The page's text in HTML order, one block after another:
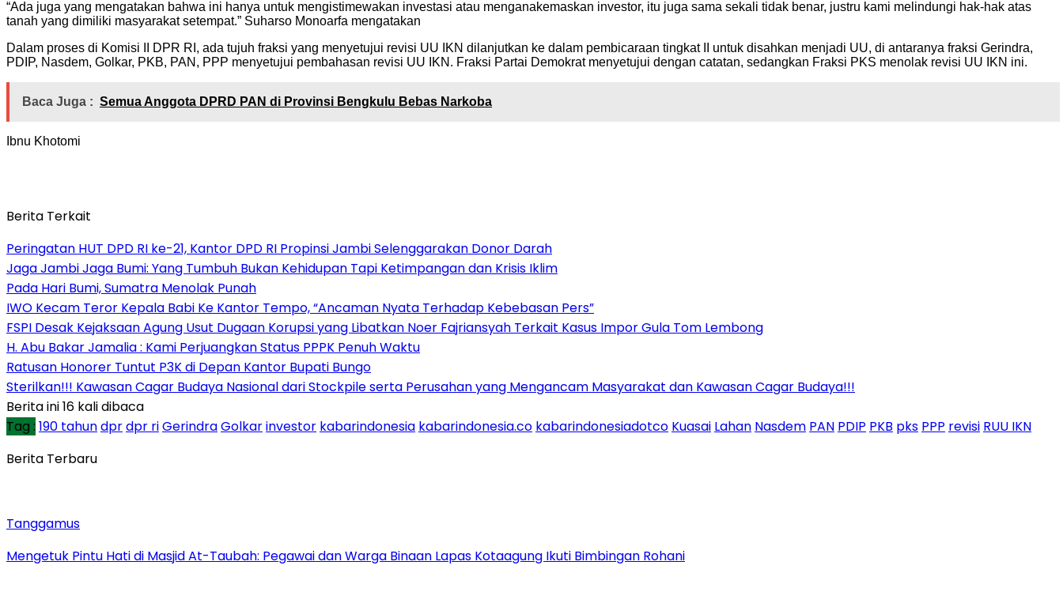
“Ada juga yang mengatakan bahwa ini hanya untuk mengistimewakan investasi atau menganakemaskan investor, itu juga sama sekali tidak benar, justru kami melindungi hak-hak atas
tanah yang dimiliki masyarakat setempat.” Suharso Monoarfa mengatakan
Dalam proses di Komisi II DPR RI, ada tujuh fraksi yang menyetujui revisi UU IKN dilanjutkan ke dalam pembicaraan tingkat II untuk disahkan menjadi UU, di antaranya fraksi Gerindra,
PDIP, Nasdem, Golkar, PKB, PAN, PPP menyetujui pembahasan revisi UU IKN. Fraksi Partai Demokrat menyetujui dengan catatan, sedangkan Fraksi PKS menolak revisi UU IKN ini.
Baca Juga : Semua Anggota DPRD PAN di Provinsi Bengkulu Bebas Narkoba
Ibnu Khotomi
Berita Terkait
Peringatan HUT DPD RI ke-21, Kantor DPD RI Propinsi Jambi Selenggarakan Donor Darah
Jaga Jambi Jaga Bumi: Yang Tumbuh Bukan Kehidupan Tapi Ketimpangan dan Krisis Iklim
Pada Hari Bumi, Sumatra Menolak Punah
IWO Kecam Teror Kepala Babi Ke Kantor Tempo, “Ancaman Nyata Terhadap Kebebasan Pers”
FSPI Desak Kejaksaan Agung Usut Dugaan Korupsi yang Libatkan Noer Fajriansyah Terkait Kasus Impor Gula Tom Lembong
H. Abu Bakar Jamalia : Kami Perjuangkan Status PPPK Penuh Waktu
Ratusan Honorer Tuntut P3K di Depan Kantor Bupati Bungo
Sterilkan!!! Kawasan Cagar Budaya Nasional dari Stockpile serta Perusahan yang Mengancam Masyarakat dan Kawasan Cagar Budaya!!!
Berita ini 16 kali dibaca
Tag : 190 tahundprdpr riGerindraGolkarinvestor kabarindonesia kabarindonesia.co kabarindonesiadotco Kuasai Lahan Nasdem PAN PDIP PKB pks PPP revisi RUU IKN
Berita Terbaru
Tanggamus
Mengetuk Pintu Hati di Masjid At-Taubah: Pegawai dan Warga Binaan Lapas Kotaagung Ikuti Bimbingan Rohani